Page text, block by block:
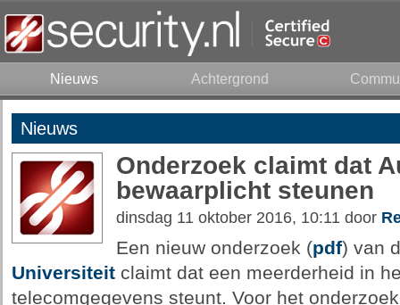
Nieuws Achtergrond
Nieuws
Onderzoek claimt dat
bewaarplicht steunen
dinsdag 11 oktober 2016, 10:11 door
Een nieuw onderzoek (pdf) van
Universiteitclaimt dat een meerderheid in
telecomgegevens steunt. Voor het